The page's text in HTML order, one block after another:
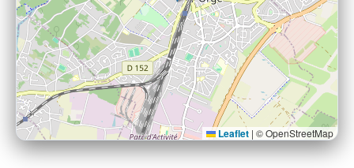
Leaflet | © OpenStreetMap